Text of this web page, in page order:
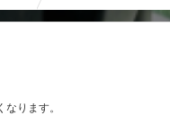
ります。